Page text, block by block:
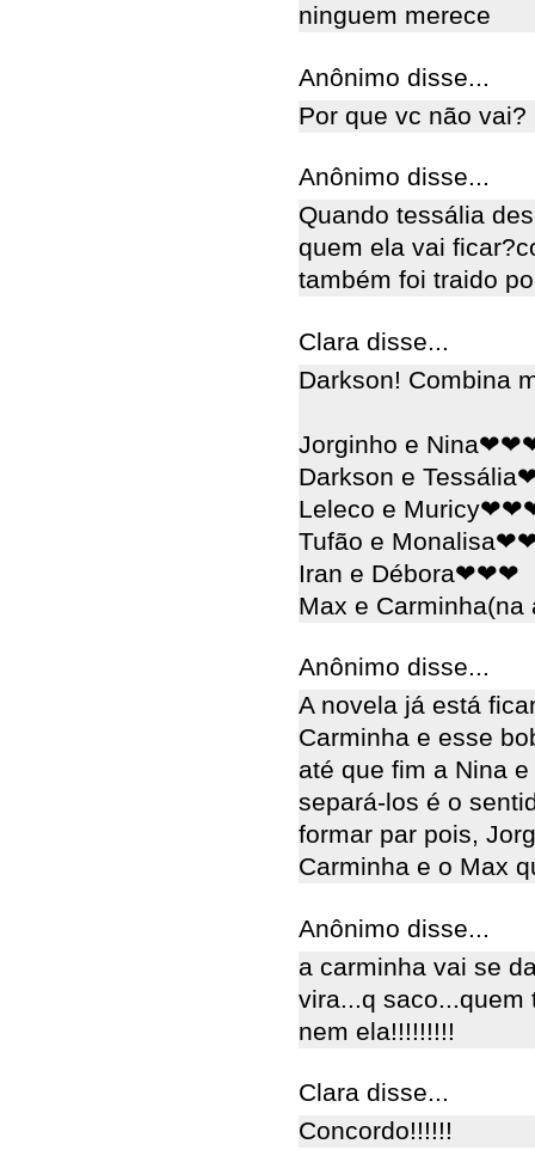
ninguem merece
Anônimo disse...
Por que vc não
Anônimo disse...
Quando tessália
quem ela vai
também foi traido
Clara disse...
Darkson! Combina
Jorginho e
Darkson e
Leleco e
Tufão e
Iran e Débora❤❤❤
Max e
Anônimo disse...
A novela já está
Carminha e esse
até que fim a Nina
separá-los é o
formar par pois,
Carminha e o Max
Anônimo disse...
a carminha vai se
vira...q saco...quem
nem ela!!!!!!!!!
Clara disse...
Concordo!!!!!!